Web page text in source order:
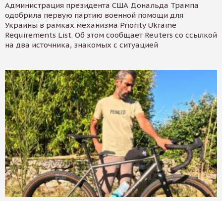
Администрация президента США Дональда Трампа
одобрила первую партию военной помощи для
Украины в рамках механизма Priority Ukraine
Requirements List. Об этом сообщает Reuters со ссылкой
на два источника, знакомых с ситуацией